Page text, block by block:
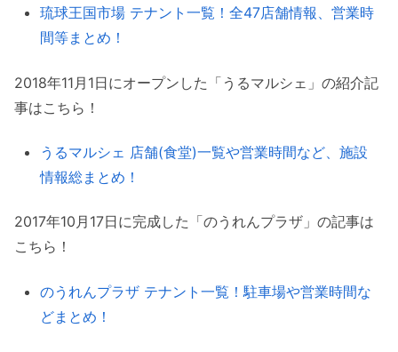
琉球王国市場 テナント一覧！全47店舗情報、営業時
間等まとめ！
2018年11月1日にオープンした「うるマルシェ」の紹介記
事はこちら！
うるマルシェ 店舗(食堂)一覧や営業時間など、施設
情報総まとめ！
2017年10月17日に完成した「のうれんプラザ」の記事は
こちら！
のうれんプラザ テナント一覧！駐車場や営業時間な
どまとめ！